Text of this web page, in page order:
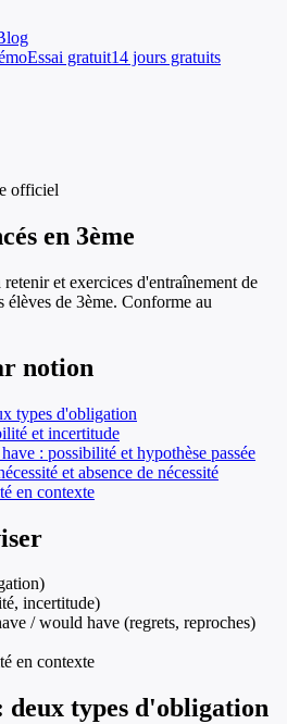
Essai gratuit14 jours gratuits
officiel
en 3ème
et exercices d'entraînement de
élèves de 3ème. Conforme au
notion
types d'obligation
et incertitude
: possibilité et hypothèse passée
et absence de nécessité
en contexte
incertitude)
/ would have (regrets, reproches)
en contexte
deux types d'obligation